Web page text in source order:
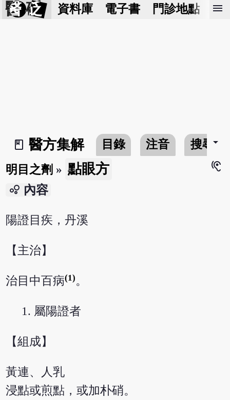
醫 砭 資料庫 電子書 門診地點 預
menu
book_2
醫方集解 目錄 注音 搜尋arrow_drop_down
明目之劑 » 點眼方
hearing
bubble_chart 內容
陽證目疾，丹溪
【主治】
治目中百病(1)。
屬陽證者
【組成】
黃連、人乳
浸點或煎點，或加朴硝。